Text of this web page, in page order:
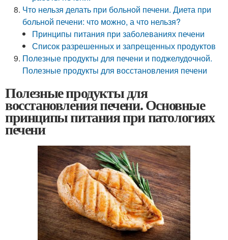
Что нельзя делать при больной печени. Диета при
больной печени: что можно, а что нельзя?
Принципы питания при заболеваниях печени
Список разрешенных и запрещенных продуктов
Полезные продукты для печени и поджелудочной.
Полезные продукты для восстановления печени
Полезные продукты для
восстановления печени. Основные
принципы питания при патологиях
печени